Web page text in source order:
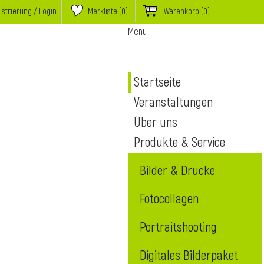
/ Login Merkliste (0) Warenkorb (0)
Menu
Startseite
Veranstaltungen
Über uns
Produkte & Service
Bilder & Drucke
Fotocollagen
Portraitshooting
Digitales Bilderpaket